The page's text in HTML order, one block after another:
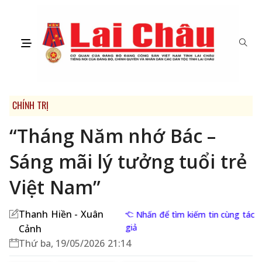
CHÍNH TRỊ
“Tháng Năm nhớ Bác –
Sáng mãi lý tưởng tuổi trẻ
Việt Nam”
Thanh Hiền - Xuân
Cảnh
Nhấn để tìm kiếm tin cùng tác
giả
Thứ ba, 19/05/2026 21:14